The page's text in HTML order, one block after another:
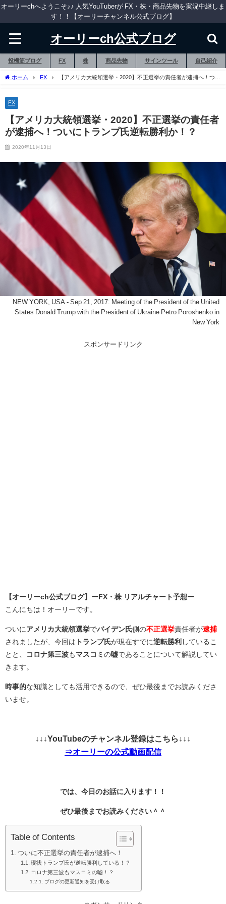
オーリーchへようこそ♪♪ 人気YouTuberが FX・株・商品先物を実況中継しま
す！！【オーリーチャンネル公式ブログ】
オーリーch公式ブログ
投機筋ブログ FX 株 商品先物 サインツール 自己紹介
ホーム FX
【アメリカ大統領選挙・2020】不正選挙の責任者が逮捕へ！つい
FX
【アメリカ大統領選挙・2020】不正選挙の責任者
が逮捕へ！ついにトランプ氏逆転勝利か！？
2020年11月13日
NEW YORK, USA - Sep 21, 2017: Meeting of the President of the United
States Donald Trump with the President of Ukraine Petro Poroshenko in
New York
スポンサードリンク
【オーリーch公式ブログ】ーFX・株 リアルチャート予想ー
こんにちは！オーリーです。
ついに アメリカ大統領選挙でバイデン氏側の不正選挙責任者が逮捕
されましたが、今回は トランプ氏が現在すでに逆転勝利 しているこ
とと、
コロナ第三波も マスコミ の嘘であることについて解説してい
きます。
時事的な知識としても活用できるので、ぜひ最後までお読みくださ
いませ。
↓↓↓YouTubeのチャンネル登録はこちら↓↓↓
⇒オーリーの公式動画配信
では、今日のお話に入ります！！
ぜひ最後までお読みください＾＾
Table of Contents
ついに不正選挙の責任者が逮捕へ！
現状トランプ氏が逆転勝利している！？
コロナ第三波もマスコミの嘘！？
ブログの更新通知を受け取る